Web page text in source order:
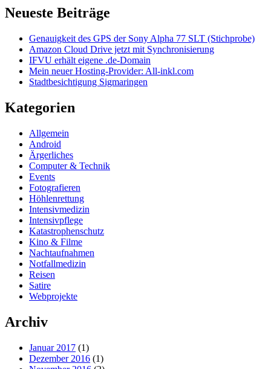
Neueste Beiträge
Genauigkeit des GPS der Sony Alpha 77 SLT (Stichprobe)
Amazon Cloud Drive jetzt mit Synchronisierung
IFVU erhält eigene .de-Domain
Mein neuer Hosting-Provider: All-inkl.com
Stadtbesichtigung Sigmaringen
Kategorien
Allgemein
Android
Ärgerliches
Computer & Technik
Events
Fotografieren
Höhlenrettung
Intensivmedizin
Intensivpflege
Katastrophenschutz
Kino & Filme
Nachtaufnahmen
Notfallmedizin
Reisen
Satire
Webprojekte
Archiv
Januar 2017 (1)
Dezember 2016 (1)